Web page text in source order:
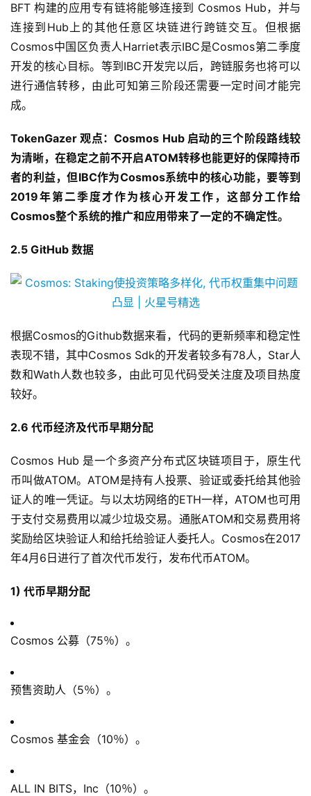
BFT 构建的应用专有链将能够连接到 Cosmos Hub，并与
连接到Hub上的其他任意区块链进行跨链交互。但根据
Cosmos中国区负责人Harriet表示IBC是Cosmos第二季度
开发的核心目标。等到IBC开发完以后，跨链服务也将可以
进行通信转移，由此可知第三阶段还需要一定时间才能完
成。
TokenGazer 观点：Cosmos Hub 启动的三个阶段路线较
为清晰，在稳定之前不开启ATOM转移也能更好的保障持币
者的利益，但IBC作为Cosmos系统中的核心功能，要等到
2019年第二季度才作为核心开发工作，这部分工作给
Cosmos整个系统的推广和应用带来了一定的不确定性。
2.5 GitHub 数据
根据Cosmos的Github数据来看，代码的更新频率和稳定性
表现不错，其中Cosmos Sdk的开发者较多有78人，Star人
数和Wath人数也较多，由此可见代码受关注度及项目热度
较好。
2.6 代币经济及代币早期分配
Cosmos Hub 是一个多资产分布式区块链项目于，原生代
币叫做ATOM。ATOM是持有人投票、验证或委托给其他验
证人的唯一凭证。与以太坊网络的ETH一样，ATOM也可用
于支付交易费用以减少垃圾交易。通胀ATOM和交易费用将
奖励给区块验证人和给托给验证人委托人。Cosmos在2017
年4月6日进行了首次代币发行，发布代币ATOM。
1) 代币早期分配
Cosmos 公募（75％）。
预售资助人（5％）。
Cosmos 基金会（10％）。
ALL IN BITS，Inc（10％）。